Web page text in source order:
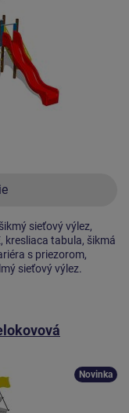
sieťový výlez,
kresliaca tabula, šikmá
s priezorom,
sieťový výlez.
Novinka